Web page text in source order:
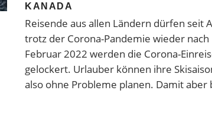
KANADA
Reisende aus allen Ländern dürfen seit
trotz der Corona-Pandemie wieder nach
Februar 2022 werden die Corona-
gelockert. Urlauber können ihre
also ohne Probleme planen. Damit aber